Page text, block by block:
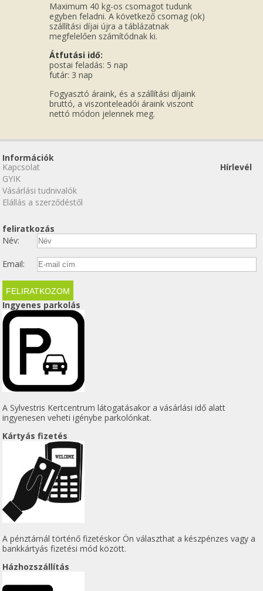
Maximum 40 kg-os csomagot tudunk
egyben feladni. A következő csomag (ok)
szállítási díjai újra a táblázatnak
megfelelően számítódnak ki.
Átfutási idő:
postai feladás: 5 nap
futár: 3 nap
Fogyasztó áraink, és a szállítási díjaink
bruttó, a viszonteleadói áraink viszont
nettó módon jelennek meg.
Információk
Kapcsolat
GYIK
Vásárlási tudnivalók
Elállás a szerződéstől
Hírlevél
feliratkozás
Név:
Email:
Ingyenes parkolás
A Sylvestris Kertcentrum látogatásakor a vásárlási idő alatt
ingyenesen veheti igénybe parkolónkat.
Kártyás fizetés
A pénztárnál történő fizetéskor Ön választhat a készpénzes vagy a
bankkártyás fizetési mód között.
Házhozszállítás